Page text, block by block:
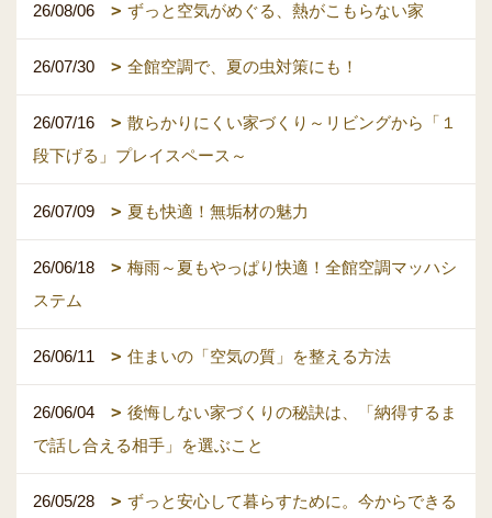
26/08/06 ずっと空気がめぐる、熱がこもらない家
26/07/30 全館空調で、夏の虫対策にも！
26/07/16
散らかりにくい家づくり～リビングから「１
段下げる」プレイスペース～
26/07/09 夏も快適！無垢材の魅力
26/06/18
梅雨～夏もやっぱり快適！全館空調マッハシ
ステム
26/06/11 住まいの「空気の質」を整える方法
26/06/04
後悔しない家づくりの秘訣は、「納得するま
で話し合える相手」を選ぶこと
26/05/28
ずっと安心して暮らすために。今からできる